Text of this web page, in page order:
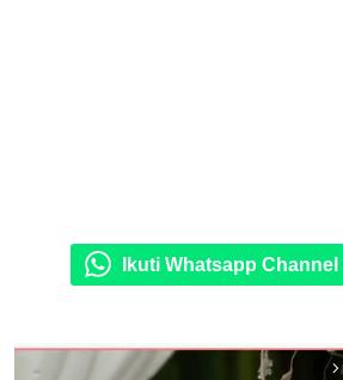
Ikuti Whatsapp
arrow_forward_ios